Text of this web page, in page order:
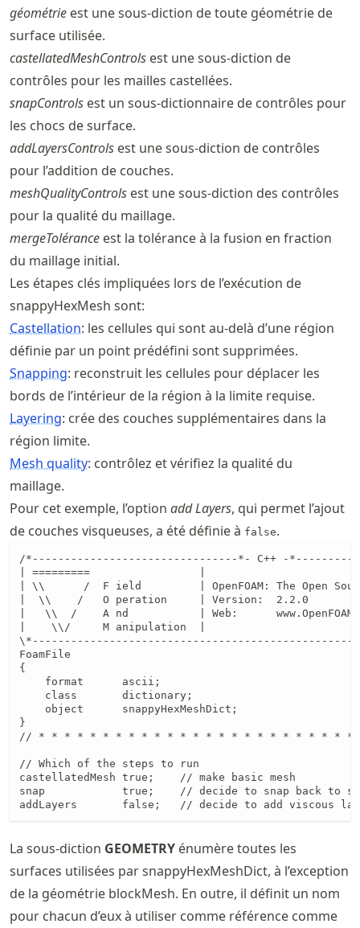
géométrie est une sous-diction de toute géométrie de
surface utilisée.
castellatedMeshControls est une sous-diction de
contrôles pour les mailles castellées.
snapControls est un sous-dictionnaire de contrôles pour
les chocs de surface.
addLayersControls est une sous-diction de contrôles
pour l’addition de couches.
meshQualityControls est une sous-diction des contrôles
pour la qualité du maillage.
mergeTolérance est la tolérance à la fusion en fraction
du maillage initial.
Les étapes clés impliquées lors de l’exécution de
snappyHexMesh sont:
Castellation: les cellules qui sont au-delà d’une région
définie par un point prédéfini sont supprimées.
Snapping: reconstruit les cellules pour déplacer les
bords de l’intérieur de la région à la limite requise.
Layering: crée des couches supplémentaires dans la
région limite.
Mesh quality: contrôlez et vérifiez la qualité du
maillage.
Pour cet exemple, l’option add Layers, qui permet l’ajout
de couches visqueuses, a été définie à false.
/*--------------------------------*- C++ -
| =========                 |
| \\      /  F ield         | OpenFOAM: The Open
|  \\    /   O peration     | Version:  2.2.0
|   \\  /    A nd           | Web:
|    \\/     M anipulation  |
FoamFile
{
    format      ascii;
    class       dictionary;
    object      snappyHexMeshDict;
}
// * * * * * * * * * * * * * * * * * * * * * * * *
// Which of the steps to run
castellatedMesh true;    // make basic mesh
snap            true;    // decide to snap back to
addLayers       false;   // decide to add viscous
La sous-diction GEOMETRY énumère toutes les
surfaces utilisées par snappyHexMeshDict, à l’exception
de la géométrie blockMesh. En outre, il définit un nom
pour chacun d’eux à utiliser comme référence comme